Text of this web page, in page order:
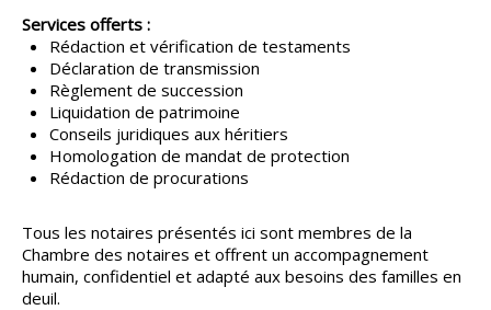
PARTENAIRES ▼
ESPACE SALON▼
Services offerts :
Rédaction et vérification de testaments
Déclaration de transmission
Règlement de succession
Liquidation de patrimoine
Conseils juridiques aux héritiers
Homologation de mandat de protection
Rédaction de procurations
Tous les notaires présentés ici sont membres de la
Chambre des notaires et offrent un accompagnement
humain, confidentiel et adapté aux besoins des familles en
deuil.